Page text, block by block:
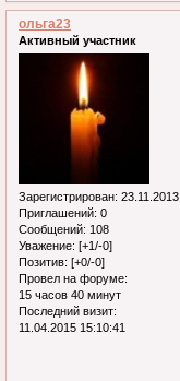
ольга23
Активный участник
Зарегистрирован: 23.11.2013
Приглашений: 0
Сообщений: 108
Уважение: [+1/-0]
Позитив: [+0/-0]
Провел на форуме:
15 часов 40 минут
Последний визит:
11.04.2015 15:10:41